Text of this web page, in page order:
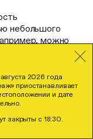
2026 года
приостанавливает
и дате
закрыты с 18:30.
небольшого
можно
кафе «Боре́я»,
Игорь
и включить
карт: у тебя
и ты играешь
где сейчас
МАТЕРИАЛОВ